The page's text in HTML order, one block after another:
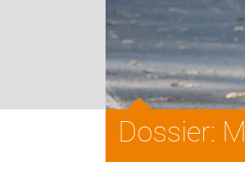
Dossier: